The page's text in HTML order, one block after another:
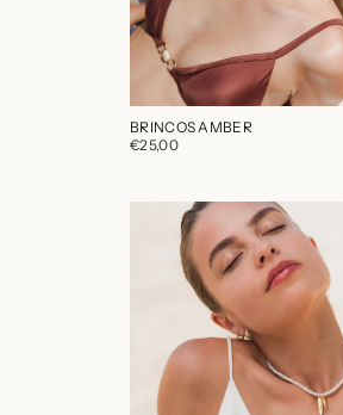
BRINCOS AMBER
€25,00